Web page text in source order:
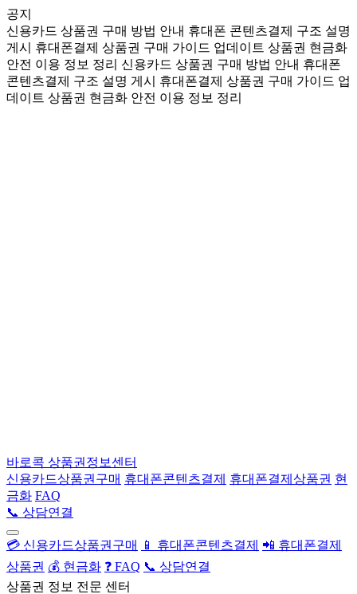
공지
신용카드 상품권 구매 방법 안내 휴대폰 콘텐츠결제 구조 설명
게시
휴대폰결제 상품권 구매 가이드 업데이트 상품권 현금화
안전 이용 정보 정리 신용카드 상품권 구매 방법 안내 휴대폰
콘텐츠결제 구조 설명 게시
휴대폰결제 상품권 구매 가이드 업
데이트 상품권 현금화 안전 이용 정보 정리
바로콕 상품권정보센터
신용카드상품권구매 휴대폰콘텐츠결제 휴대폰결제상품권 현
금화 FAQ
📞 상담연결
💳 신용카드상품권구매 📱 휴대폰콘텐츠결제 📲 휴대폰결제
상품권 💰 현금화 ❓ FAQ 📞 상담연결
상품권 정보 전문 센터